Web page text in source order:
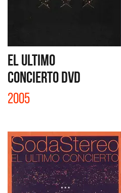
EL ULTIMO
CONCIERTO DVD
2005